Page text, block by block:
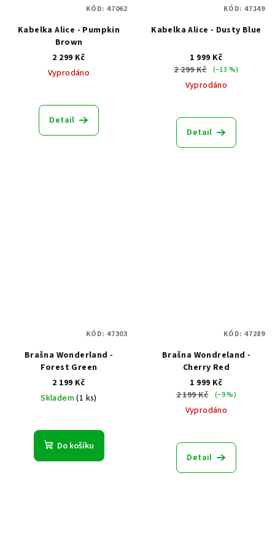
Kabelka Alice - Pumpkin
Brown
2 299 Kč
Vyprodáno
Detail
KÓD: 47062
Kabelka Alice - Dusty Blue
1 999 Kč
2 299 Kč
(–13 %)
Vyprodáno
Detail
KÓD: 47149
Brašna Wonderland -
Forest Green
2 199 Kč
Skladem(1 ks)
Do košíku
KÓD: 47303
Brašna Wondreland -
Cherry Red
1 999 Kč
2 199 Kč (–9 %)
Vyprodáno
Detail
KÓD: 47289